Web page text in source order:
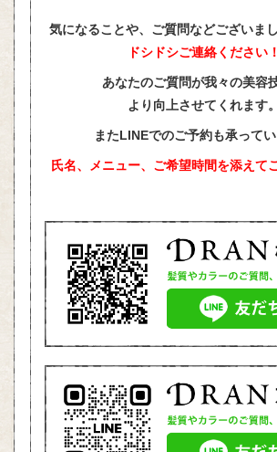
気になることや、ご質問などございま
ドシドシご連絡ください！
あなたのご質問が我々の美容
より向上させてくれます。
またLINEでのご予約も承ってい
氏名、メニュー、ご希望時間を添えて